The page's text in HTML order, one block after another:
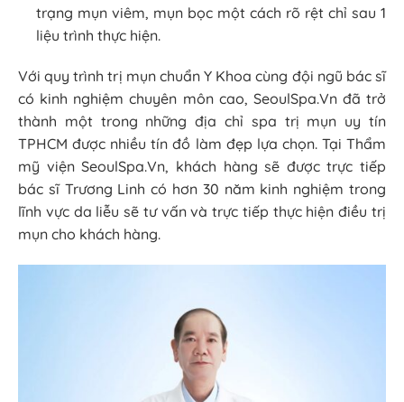
trạng mụn viêm, mụn bọc một cách rõ rệt chỉ sau 1
liệu trình thực hiện.
Với quy trình trị mụn chuẩn Y Khoa cùng đội ngũ bác sĩ
có kinh nghiệm chuyên môn cao, SeoulSpa.Vn đã trở
thành một trong những địa chỉ spa trị mụn uy tín
TPHCM được nhiều tín đồ làm đẹp lựa chọn. Tại Thẩm
mỹ viện SeoulSpa.Vn, khách hàng sẽ được trực tiếp
bác sĩ Trương Linh có hơn 30 năm kinh nghiệm trong
lĩnh vực da liễu sẽ tư vấn và trực tiếp thực hiện điều trị
mụn cho khách hàng.